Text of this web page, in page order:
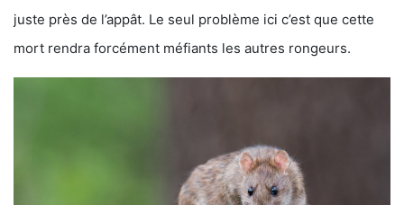
juste près de l’appât. Le seul problème ici c’est que cette
mort rendra forcément méfiants les autres rongeurs.